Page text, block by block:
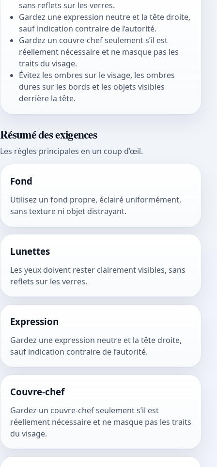
sans reflets sur les verres.
Gardez une expression neutre et la tête droite,
sauf indication contraire de l’autorité.
Gardez un couvre-chef seulement s’il est
réellement nécessaire et ne masque pas les
traits du visage.
Évitez les ombres sur le visage, les ombres
dures sur les bords et les objets visibles
derrière la tête.
Résumé des exigences
Les règles principales en un coup d’œil.
Fond
Utilisez un fond propre, éclairé uniformément,
sans texture ni objet distrayant.
Lunettes
Les yeux doivent rester clairement visibles, sans
reflets sur les verres.
Expression
Gardez une expression neutre et la tête droite,
sauf indication contraire de l’autorité.
Couvre-chef
Gardez un couvre-chef seulement s’il est
réellement nécessaire et ne masque pas les traits
du visage.